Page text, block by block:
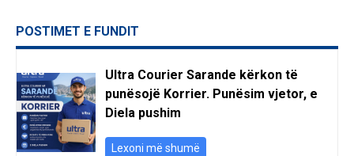
POSTIMET E FUNDIT
Ultra Courier Sarande kërkon të
punësojë Korrier. Punësim vjetor, e
Diela pushim
Lexoni më shumë